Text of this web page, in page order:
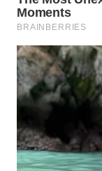
WN
KUNINGAN
WN
MAJALENGKA
WN
SUBANG
WN